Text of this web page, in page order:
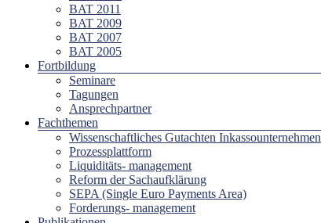
BAT 2011
BAT 2009
BAT 2007
BAT 2005
Fortbildung
Seminare
Tagungen
Ansprechpartner
Fachthemen
Wissenschaftliches Gutachten Inkassounternehmen
Prozessplattform
Liquiditäts- management
Reform der Sachaufklärung
SEPA (Single Euro Payments Area)
Forderungs- management